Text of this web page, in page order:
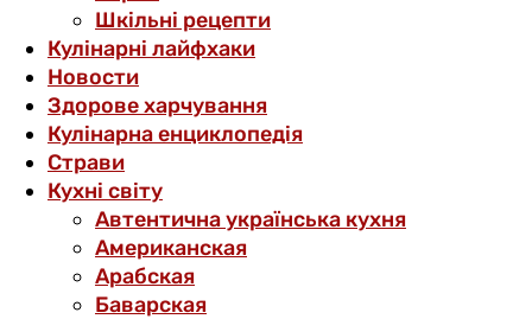
Шкільні рецепти
Кулінарні лайфхаки
Новости
Здорове харчування
Кулінарна енциклопедія
Страви
Кухні світу
Автентична українська кухня
Американская
Арабская
Баварская